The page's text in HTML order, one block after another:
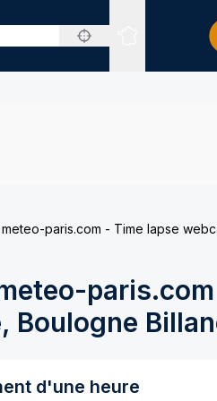
Sites
paris.com - Time lapse
Boulogne
d'une heure